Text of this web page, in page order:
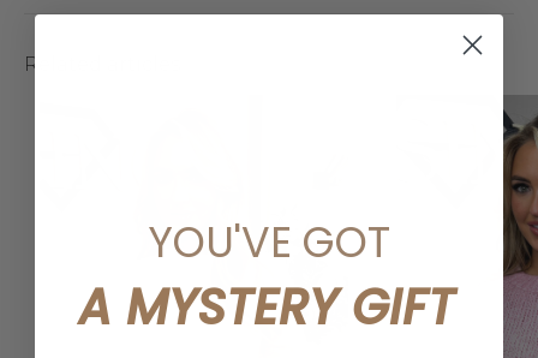
Related articles
YOU'VE GOT
A MYSTERY GIFT